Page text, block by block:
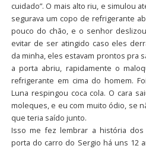
cuidado”. O mais alto riu, e simulou
segurava um copo de refrigerante
pouco do chão, e o senhor
evitar de ser atingido caso eles
da minha, eles estavam prontos pra
a porta abriu, rapidamente o
refrigerante em cima do homem.
Luna respingou coca cola. O cara
moleques, e eu com muito ódio, se
que teria saído junto.
Isso me fez lembrar a história
porta do carro do Sergio há uns 12